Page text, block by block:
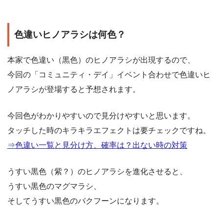
色違いヒノアラシは何色？
本家で色違い（黒色）のヒノアラシが出現するので、
今回の「コミュニティ・デイ」イベント合わせで色違いヒ
ノアラシが登場すると予想されます。
今回色がわかりやすいので見分けやすいと思います。
タッチした時のキラキラエフェクトは要チェックですね。
⇒色違い一覧と見分け方、確率は？出ない時の対策
うすい黒色（紫？）のヒノアラシを進化させると、
うすい黒色のマグマラシ、
そしてうすい黒色のバクフーンになります。